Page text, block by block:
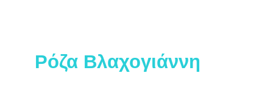
Ρόζα Βλαχογιάννη